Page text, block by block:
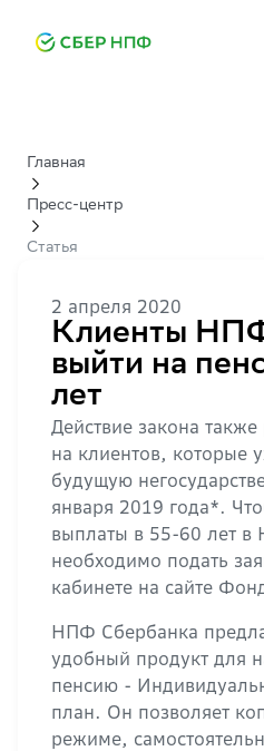
Главная
Пресс-центр
Статья
2 апреля 2020
Клиенты
выйти на
лет
Действие закона также
на клиентов, которые
будущую
января 2019 года*.
выплаты в 55-60 лет
необходимо подать
кабинете на сайте
НПФ Сбербанка
удобный продукт для
пенсию -
план. Он позволяет
режиме,